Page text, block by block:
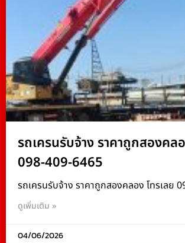
รถเครนรับจ้าง ราคาถูกสองคล
098-409-6465
รถเครนรับจ้าง ราคาถูกสองคลอง โทรเลย
ดูเพิ่มเติม »
04/06/2026